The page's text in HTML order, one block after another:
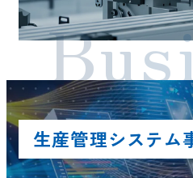
生産管理システム